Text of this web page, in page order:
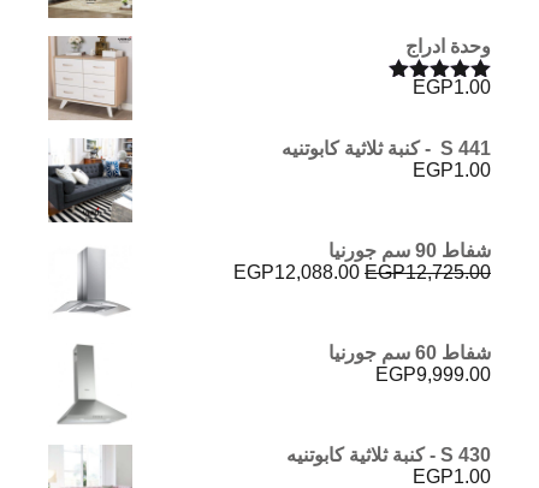
وحدة ادراج
تم التقييم
EGP1.00
S 441 - كنبة ثلاثية كابوتنيه
EGP1.00
شفاط 90 سم جورنيا
EGP12,725.00
السعر
EGP12,088.00
شفاط 60 سم جورنيا
EGP9,999.00
S 430 - كنبة ثلاثية كابوتنيه
EGP1.00